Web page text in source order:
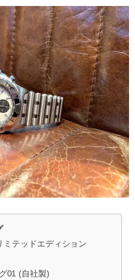
ミテッドエディション
01 (自社製)